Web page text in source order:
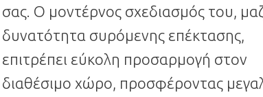
σας. Ο μοντέρνος σχεδιασμός του,
δυνατότητα συρόμενης επέκτασης,
επιτρέπει εύκολη προσαρμογή στον
διαθέσιμο χώρο, προσφέροντας